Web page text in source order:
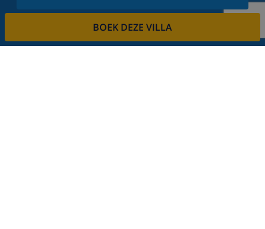
BOEK DEZE VILLA
Schrijf u in voor onze nieuwsbrief en blijf op de
Wij respecteren uw privacy.